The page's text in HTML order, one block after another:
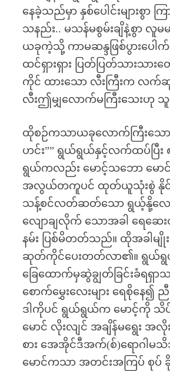
နေခဲ့သည်မှာ နှစ်ပေါင်းများစွာ က
သနည်း.. မသန်မစွမ်းချိနဲ့စွာ လူ
ယခုကဲ့သို့ ကာမဆန္ဒဖြစ်ပွားပေ
ထင်ရှားရှား ပြတ်ပြတ်သားသ
ကိုင် ထားသော လီးကြီးက လက်
လီးဤမျှလောက်မကြီးသေးဟု
ထိုစဉ်ကသာယခုလောက်ကြီးသော
ဟင်း”” ရွယ်ရွယ်နှင့်လက်ထပ်ပြီး
ရွယ်ကလည်း မောင့်သဘော မော
အလွယ်တကူပင် ထုတ်ယူသုံးစွဲ နိုင်ခဲ့သ
သန့်စင်လတ်ဆတ်သော ရွယ့်နို့လေ
လျောချလိုက် သောအခါ ရေဆေး
နမ်း ပြစ်မိတတ်သည်။ ထိုအခါမ
ဆုတ်ကိုင်ပေးတတ်လာ၏။ ရွယ်ရွယ်
ခြေထောက်မှဆွဲချွတ်ခြင်းခံရရှာ
စောက်မွှေးလေးများ ရေစို
ဒါကိုပင် ရွယ်ရွယ်က မောင့်ကို သိပ်ခ
မောင် လိုးလျင် အချိန်မရွေး အ
စား အေအိုင်ဒီအက်(စ်)ရောဂါ
မောင်ကသာ အတင်းအကြပ် စု